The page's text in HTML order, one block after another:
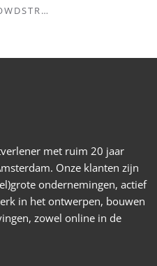
met ruim 20 jaar
Onze klanten zijn
ondernemingen, actief
in het ontwerpen, bouwen
zowel online in de